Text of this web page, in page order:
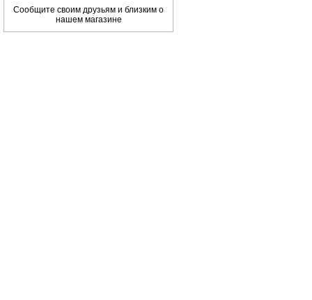
Сообщите своим друзьям и близким о
нашем магазине